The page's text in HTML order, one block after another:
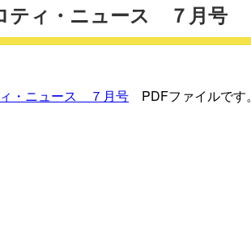
ティ・ニュース ７月号
・ニュース ７月号 PDFファイルです。